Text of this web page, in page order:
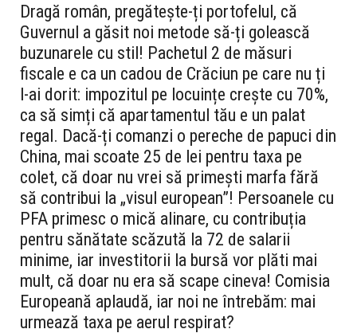
Dragă român, pregătește-ți portofelul, că
Guvernul a găsit noi metode să-ți golească
buzunarele cu stil! Pachetul 2 de măsuri
fiscale e ca un cadou de Crăciun pe care nu ți
l-ai dorit: impozitul pe locuințe crește cu 70%,
ca să simți că apartamentul tău e un palat
regal. Dacă-ți comanzi o pereche de papuci din
China, mai scoate 25 de lei pentru taxa pe
colet, că doar nu vrei să primești marfa fără
să contribui la „visul european”! Persoanele cu
PFA primesc o mică alinare, cu contribuția
pentru sănătate scăzută la 72 de salarii
minime, iar investitorii la bursă vor plăti mai
mult, că doar nu era să scape cineva! Comisia
Europeană aplaudă, iar noi ne întrebăm: mai
urmează taxa pe aerul respirat?